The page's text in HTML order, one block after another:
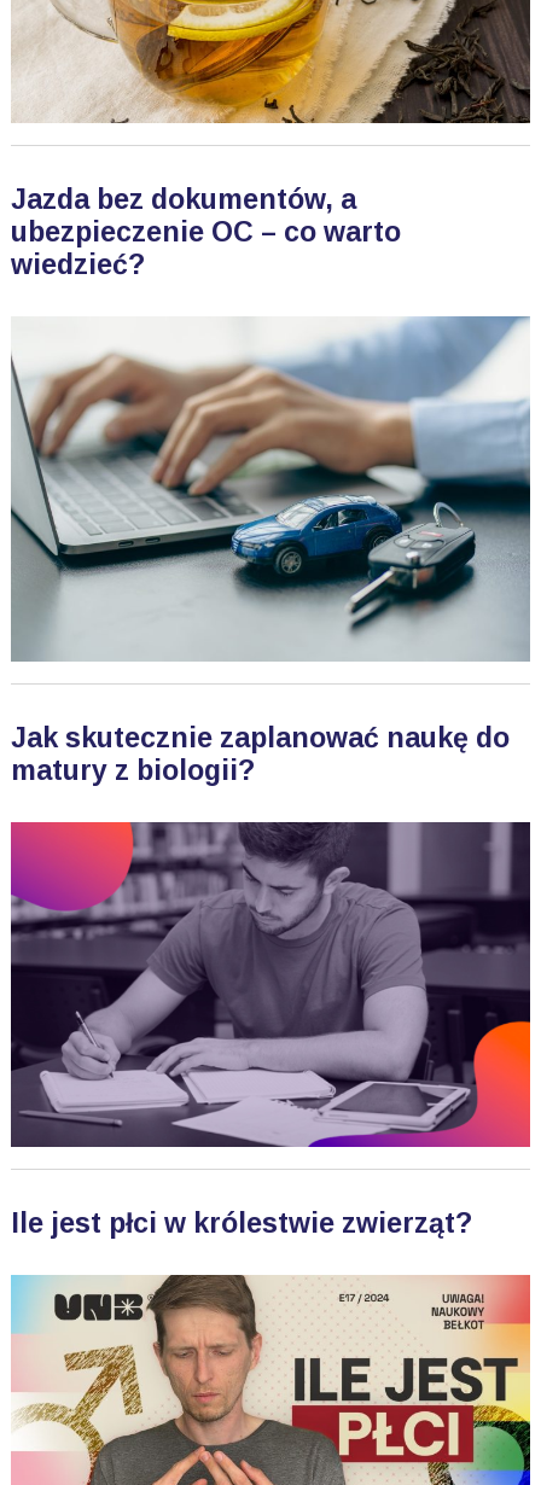
Jazda bez dokumentów, a
ubezpieczenie OC – co warto
wiedzieć?
Jak skutecznie zaplanować naukę do
matury z biologii?
Ile jest płci w królestwie zwierząt?